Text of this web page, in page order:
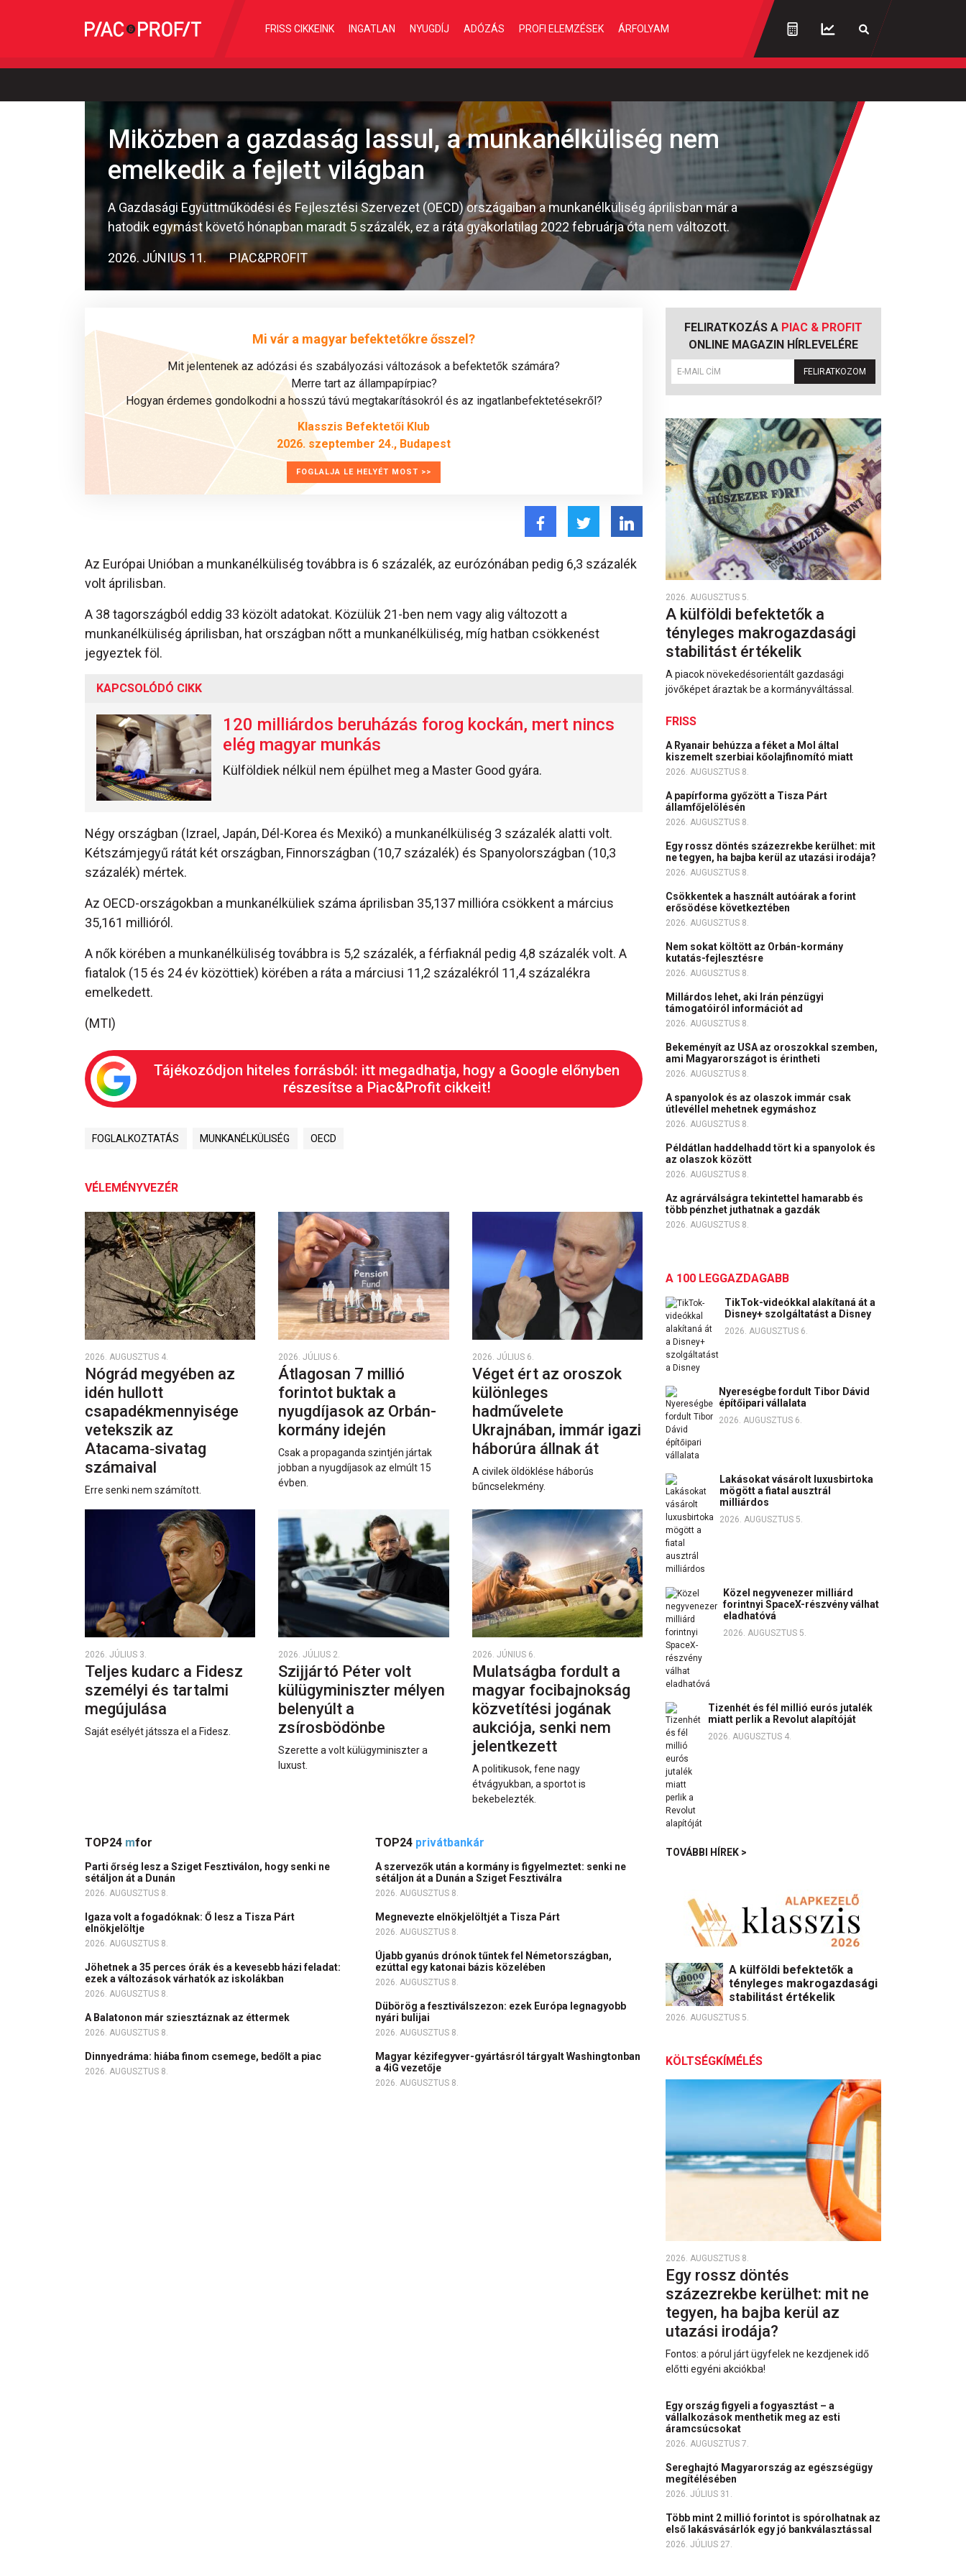
FRISS CIKKEINK INGATLAN NYUGDÍJ ADÓZÁS PROFI ELEMZÉSEK ÁRFOLYAM
Miközben a gazdaság lassul, a munkanélküliség nem
emelkedik a fejlett világban
A Gazdasági Együttműködési és Fejlesztési Szervezet (OECD) országaiban a munkanélküliség áprilisban már a
hatodik egymást követő hónapban maradt 5 százalék, ez a ráta gyakorlatilag 2022 februárja óta nem változott.
2026. JÚNIUS 11. PIAC&PROFIT
Mi vár a magyar befektetőkre ősszel?
Mit jelentenek az adózási és szabályozási változások a befektetők számára?
Merre tart az állampapírpiac?
Hogyan érdemes gondolkodni a hosszú távú megtakarításokról és az ingatlanbefektetésekről?
Klasszis Befektetői Klub
2026. szeptember 24., Budapest
FOGLALJA LE HELYÉT MOST >>
Az Európai Unióban a munkanélküliség továbbra is 6 százalék, az eurózónában pedig 6,3 százalék
volt áprilisban.
A 38 tagországból eddig 33 közölt adatokat. Közülük 21-ben nem vagy alig változott a
munkanélküliség áprilisban, hat országban nőtt a munkanélküliség, míg hatban csökkenést
jegyeztek föl.
KAPCSOLÓDÓ CIKK
120 milliárdos beruházás forog kockán, mert nincs
elég magyar munkás
Külföldiek nélkül nem épülhet meg a Master Good gyára.
Négy országban (Izrael, Japán, Dél-Korea és Mexikó) a munkanélküliség 3 százalék alatti volt.
Kétszámjegyű rátát két országban, Finnországban (10,7 százalék) és Spanyolországban (10,3
százalék) mértek.
Az OECD-országokban a munkanélküliek száma áprilisban 35,137 millióra csökkent a március
35,161 millióról.
A nők körében a munkanélküliség továbbra is 5,2 százalék, a férfiaknál pedig 4,8 százalék volt. A
fiatalok (15 és 24 év közöttiek) körében a ráta a márciusi 11,2 százalékról 11,4 százalékra
emelkedett.
(MTI)
Tájékozódjon hiteles forrásból: itt megadhatja, hogy a Google előnyben
részesítse a Piac&Profit cikkeit!
FOGLALKOZTATÁS MUNKANÉLKÜLISÉG OECD
VÉLEMÉNYVEZÉR
2026. AUGUSZTUS 4.
Nógrád megyében az
idén hullott
csapadékmennyisége
vetekszik az
Atacama‑sivatag
számaival
Erre senki nem számított.
2026. JÚLIUS 6.
Átlagosan 7 millió
forintot buktak a
nyugdíjasok az Orbán-
kormány idején
Csak a propaganda szintjén jártak
jobban a nyugdíjasok az elmúlt 15
évben.
2026. JÚLIUS 6.
Véget ért az oroszok
különleges
hadművelete
Ukrajnában, immár igazi
háborúra állnak át
A civilek öldöklése háborús
bűncselekmény.
2026. JÚLIUS 3.
Teljes kudarc a Fidesz
személyi és tartalmi
megújulása
Saját esélyét játssza el a Fidesz.
2026. JÚLIUS 2.
Szijjártó Péter volt
külügyminiszter mélyen
belenyúlt a
zsírosbödönbe
Szerette a volt külügyminiszter a
luxust.
2026. JÚNIUS 6.
Mulatságba fordult a
magyar focibajnokság
közvetítési jogának
aukciója, senki nem
jelentkezett
A politikusok, fene nagy
étvágyukban, a sportot is
bekebelezték.
TOP24 mfor
Parti őrség lesz a Sziget Fesztiválon, hogy senki ne
sétáljon át a Dunán
2026. AUGUSZTUS 8.
Igaza volt a fogadóknak: Ő lesz a Tisza Párt
elnökjelöltje
2026. AUGUSZTUS 8.
Jöhetnek a 35 perces órák és a kevesebb házi feladat:
ezek a változások várhatók az iskolákban
2026. AUGUSZTUS 8.
A Balatonon már sziesztáznak az éttermek
2026. AUGUSZTUS 8.
Dinnyedráma: hiába finom csemege, bedőlt a piac
2026. AUGUSZTUS 8.
TOP24 privátbankár
A szervezők után a kormány is figyelmeztet: senki ne
sétáljon át a Dunán a Sziget Fesztiválra
2026. AUGUSZTUS 8.
Megnevezte elnökjelöltjét a Tisza Párt
2026. AUGUSZTUS 8.
Újabb gyanús drónok tűntek fel Németországban,
ezúttal egy katonai bázis közelében
2026. AUGUSZTUS 8.
Dübörög a fesztiválszezon: ezek Európa legnagyobb
nyári bulijai
2026. AUGUSZTUS 8.
Magyar kézifegyver-gyártásról tárgyalt Washingtonban
a 4iG vezetője
2026. AUGUSZTUS 8.
FELIRATKOZÁS A PIAC & PROFIT
ONLINE MAGAZIN HÍRLEVELÉRE
FELIRATKOZOM
2026. AUGUSZTUS 5.
A külföldi befektetők a
tényleges makrogazdasági
stabilitást értékelik
A piacok növekedésorientált gazdasági
jövőképet áraztak be a kormányváltással.
FRISS
A Ryanair behúzza a féket a Mol által
kiszemelt szerbiai kőolajfinomító miatt
2026. AUGUSZTUS 8.
A papírforma győzött a Tisza Párt
államfőjelölésén
2026. AUGUSZTUS 8.
Egy rossz döntés százezrekbe kerülhet: mit
ne tegyen, ha bajba kerül az utazási irodája?
2026. AUGUSZTUS 8.
Csökkentek a használt autóárak a forint
erősödése következtében
2026. AUGUSZTUS 8.
Nem sokat költött az Orbán-kormány
kutatás-fejlesztésre
2026. AUGUSZTUS 8.
Millárdos lehet, aki Irán pénzügyi
támogatóiról információt ad
2026. AUGUSZTUS 8.
Bekeményít az USA az oroszokkal szemben,
ami Magyarországot is érintheti
2026. AUGUSZTUS 8.
A spanyolok és az olaszok immár csak
útlevéllel mehetnek egymáshoz
2026. AUGUSZTUS 8.
Példátlan haddelhadd tört ki a spanyolok és
az olaszok között
2026. AUGUSZTUS 8.
Az agrárválságra tekintettel hamarabb és
több pénzhet juthatnak a gazdák
2026. AUGUSZTUS 8.
A 100 LEGGAZDAGABB
TikTok-videókkal alakítaná át a
Disney+ szolgáltatást a Disney
2026. AUGUSZTUS 6.
Nyereségbe fordult Tibor Dávid
építőipari vállalata
2026. AUGUSZTUS 6.
Lakásokat vásárolt luxusbirtoka
mögött a fiatal ausztrál
milliárdos
2026. AUGUSZTUS 5.
Közel negyvenezer milliárd
forintnyi SpaceX-részvény válhat
eladhatóvá
2026. AUGUSZTUS 5.
Tizenhét és fél millió eurós jutalék
miatt perlik a Revolut alapítóját
2026. AUGUSZTUS 4.
TOVÁBBI HÍREK >
A külföldi befektetők a
tényleges makrogazdasági
stabilitást értékelik
2026. AUGUSZTUS 5.
KÖLTSÉGKÍMÉLÉS
2026. AUGUSZTUS 8.
Egy rossz döntés
százezrekbe kerülhet: mit ne
tegyen, ha bajba kerül az
utazási irodája?
Fontos: a pórul járt ügyfelek ne kezdjenek idő
előtti egyéni akciókba!
Egy ország figyeli a fogyasztást – a
vállalkozások menthetik meg az esti
áramcsúcsokat
2026. AUGUSZTUS 7.
Sereghajtó Magyarország az egészségügy
megítélésében
2026. JÚLIUS 31.
Több mint 2 millió forintot is spórolhatnak az
első lakásvásárlók egy jó bankválasztással
2026. JÚLIUS 27.